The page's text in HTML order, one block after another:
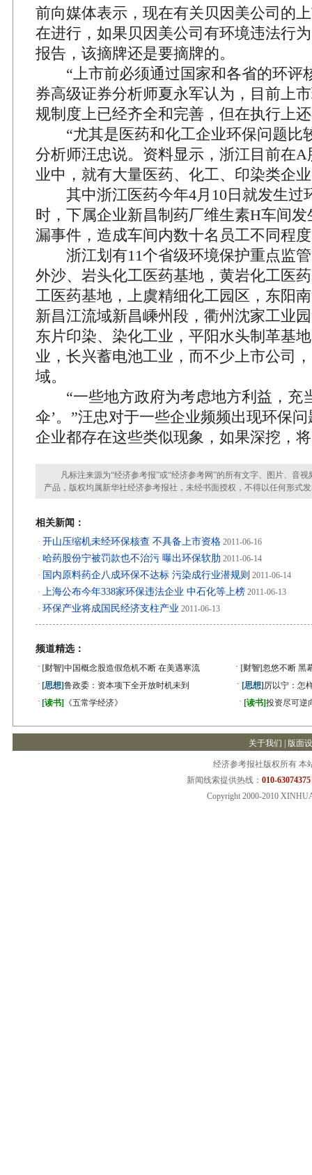
前向媒体表示，现在有关贝因美公司的
在进行，如果贝因美公司有环境违法行
报告，该摘牌还是要摘牌的。
“上市前必须通过国家和各省的环评
券高级证券分析师夏永军认为，目前上
规制度上已经齐全和完善，但在执行上
“尤其是医药和化工企业环保问题比
分析师汪忠说。资料显示，浙江目前在A
业中，就有大量医药、化工、印染类企
其中浙江医药今年4月10日就发生过
时，下属企业新昌制药厂维生素H车间
漏事件，造成车间内数十名员工不同程
浙江划有11个省级环境保护重点监管
外沙、岩头化工医药基地，黄岩化工医
工医药基地，上虞精细化工园区，东阳
新昌江流域新昌嵊州段，衢州沈家工业
东片印染、染化工业，平阳水头制革基
业，长兴蓄电池工业，而不少上市公司
域。
“一些地方政府为考虑地方利益，充
伞’。”汪忠对于一些企业频频出现环保
企业都存在这些类似现象，如果深挖，
凡标注来源为“经济参考报”或“经济参考网”的所有文字、图片、音视
产品，版权均属新华社经济参考报社，未经书面授权，不得以任何形式
相关新闻：
· 开山压缩机未经环保核查 不具备上市资格 2011-06-16
· 哈药股份宁被罚款也不治污 曝出环保软肋 2011-06-14
· 国内原料药企八成环保不达标 污染成行业潜规则 2011-06-14
· 上海公布今年338家环保违法企业 中石化等上榜 2011-06-13
· 环保产业将成国民经济支柱产业 2011-06-13
频道精选：
· [财智]中国概念股造假危机不断 在美遇寒流 · [财智]忽悠不断 黑
· [思想]鲁政委：资本项下全开放时机未到 · [思想] 厉以宁：怎
· [读书] 《五常学经济》 · [读书]投资尽可逆
关于我们 版面
经济参考报社版权所有 本
新闻线索提供热线： 010-
Copyright 2000-2010